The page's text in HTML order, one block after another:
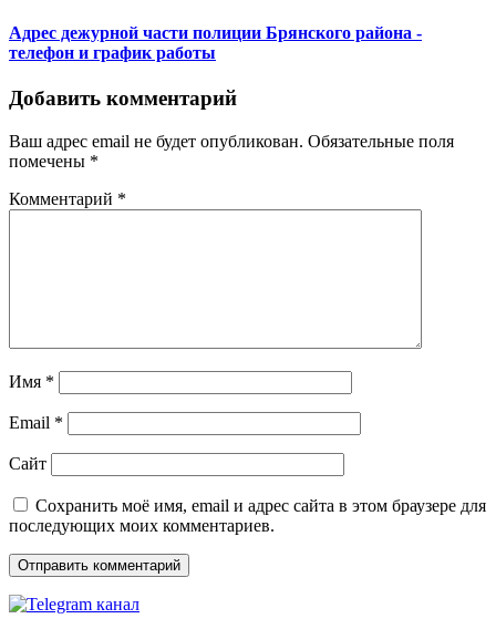
Адрес дежурной части полиции Брянского района -
телефон и график работы
Добавить комментарий
Ваш адрес email не будет опубликован. Обязательные поля
помечены *
Комментарий *
Имя *
Email *
Сайт
Сохранить моё имя, email и адрес сайта в этом браузере для
последующих моих комментариев.